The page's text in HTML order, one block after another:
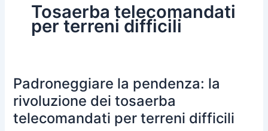
Tosaerba telecomandati
per terreni difficili
Padroneggiare la pendenza: la
rivoluzione dei tosaerba
telecomandati per terreni difficili
Padroneggiare
la
pendenza:
la